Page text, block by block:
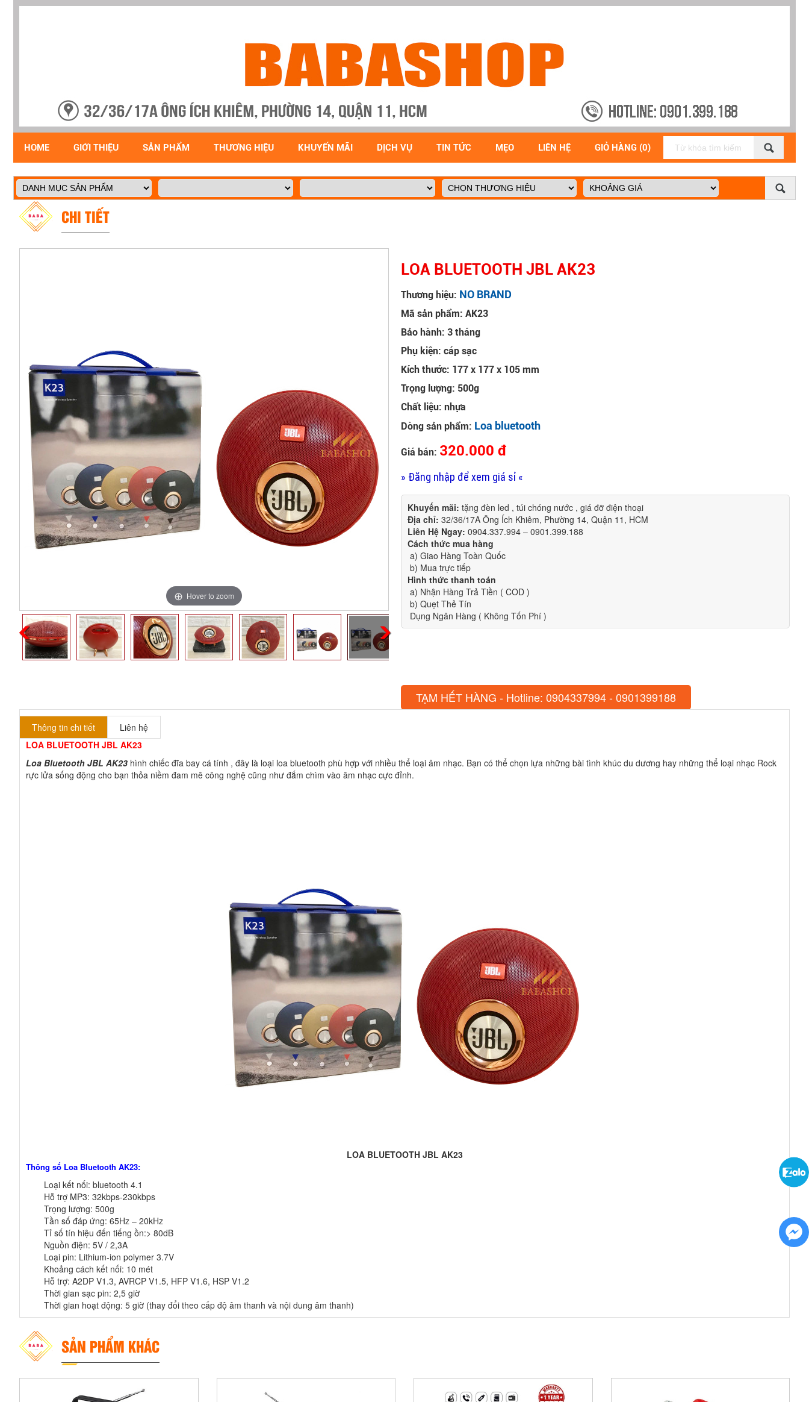
HOME GIỚI THIỆU SẢN PHẨM THƯƠNG HIỆU KHUYẾN MÃI DỊCH VỤ TIN TỨC MẸO LIÊN HỆ GIỎ HÀNG (0)
CHI TIẾT
Hover to zoom
LOA BLUETOOTH JBL AK23
Thương hiệu: NO BRAND
Mã sản phẩm: AK23
Bảo hành: 3 tháng
Phụ kiện: cáp sạc
Kích thước: 177 x 177 x 105 mm
Trọng lượng: 500g
Chất liệu: nhựa
Dòng sản phẩm: Loa bluetooth
Giá bán: 320.000 đ
» Đăng nhập để xem giá sỉ «
Khuyến mãi: tặng đèn led , túi chóng nước , giá đỡ điện thoại
Địa chỉ: 32/36/17A Ông Ích Khiêm, Phường 14, Quận 11, HCM
Liên Hệ Ngay: 0904.337.994 – 0901.399.188
Cách thức mua hàng
a) Giao Hàng Toàn Quốc
b) Mua trực tiếp
Hình thức thanh toán
a) Nhận Hàng Trả Tiền ( COD )
b) Quẹt Thẻ Tín
Dụng Ngân Hàng ( Không Tốn Phí )
TẠM HẾT HÀNG - Hotline: 0904337994 - 0901399188
Thông tin chi tiết
Liên hệ
LOA BLUETOOTH JBL AK23
Loa Bluetooth JBL AK23 hình chiếc đĩa bay cá tính , đây là loại loa bluetooth phù hợp với nhiều thể loại âm nhạc. Bạn có thể chọn lựa những bài tình khúc du dương hay những thể loại nhạc Rock
rực lửa sống động cho bạn thỏa niềm đam mê công nghệ cũng như đắm chìm vào âm nhạc cực đỉnh.
LOA BLUETOOTH JBL AK23
Thông số Loa Bluetooth AK23:
Loại kết nối: bluetooth 4.1
Hỗ trợ MP3: 32kbps-230kbps
Trọng lượng: 500g
Tần số đáp ứng: 65Hz – 20kHz
Tỉ số tín hiệu đến tiếng ồn:> 80dB
Nguồn điện: 5V / 2,3A
Loại pin: Lithium-ion polymer 3.7V
Khoảng cách kết nối: 10 mét
Hỗ trợ: A2DP V1.3, AVRCP V1.5, HFP V1.6, HSP V1.2
Thời gian sạc pin: 2,5 giờ
Thời gian hoạt động: 5 giờ (thay đổi theo cấp độ âm thanh và nội dung âm thanh)
SẢN PHẨM KHÁC